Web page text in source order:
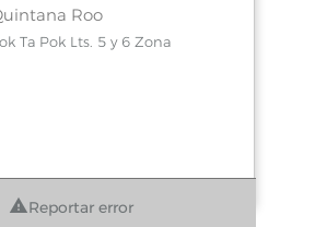
Roo
Ta Pok Lts. 5 y 6 Zona
Reportar error